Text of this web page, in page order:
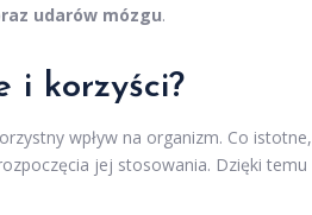
udarów mózgu.
i korzyści?
wpływ na organizm. Co istotne,
jej stosowania. Dzięki temu